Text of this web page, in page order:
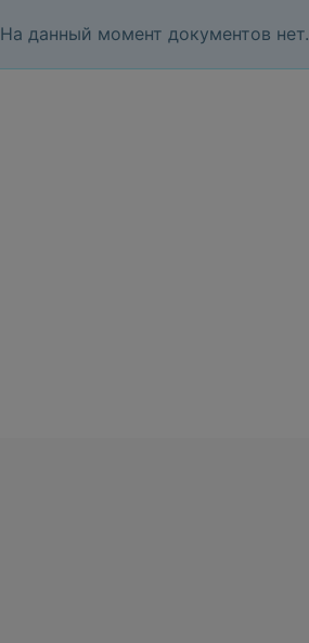
На данный момент документов нет.